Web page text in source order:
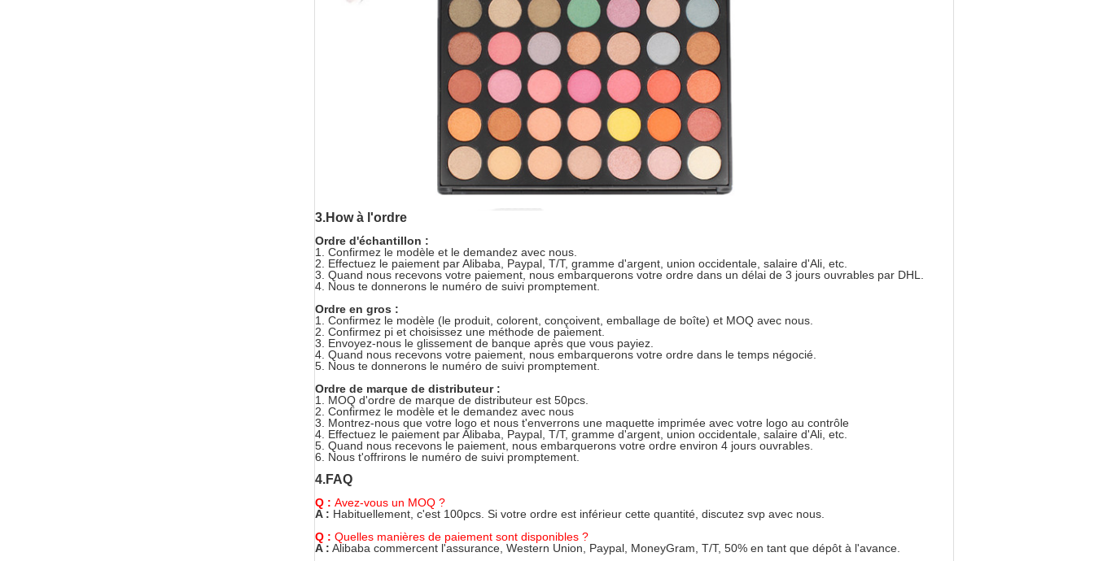
3.How à l'ordre
Ordre d'échantillon :
1. Confirmez le modèle et le demandez avec nous.
2. Effectuez le paiement par Alibaba, Paypal, T/T, gramme d'argent, union occidentale, salaire d'Ali, etc.
3. Quand nous recevons votre paiement, nous embarquerons votre ordre dans un délai de 3 jours ouvrables par DHL.
4. Nous te donnerons le numéro de suivi promptement.
Ordre en gros :
1. Confirmez le modèle (le produit, colorent, conçoivent, emballage de boîte) et MOQ avec nous.
2. Confirmez pi et choisissez une méthode de paiement.
3. Envoyez-nous le glissement de banque après que vous payiez.
4. Quand nous recevons votre paiement, nous embarquerons votre ordre dans le temps négocié.
5. Nous te donnerons le numéro de suivi promptement.
Ordre de marque de distributeur :
1. MOQ d'ordre de marque de distributeur est 50pcs.
2. Confirmez le modèle et le demandez avec nous
3. Montrez-nous que votre logo et nous t'enverrons une maquette imprimée avec votre logo au contrôle
4. Effectuez le paiement par Alibaba, Paypal, T/T, gramme d'argent, union occidentale, salaire d'Ali, etc.
5. Quand nous recevons le paiement, nous embarquerons votre ordre environ 4 jours ouvrables.
6. Nous t'offrirons le numéro de suivi promptement.
4.FAQ
Q : Avez-vous un MOQ ?
A : Habituellement, c'est 100pcs. Si votre ordre est inférieur cette quantité, discutez svp avec nous.
Q : Quelles manières de paiement sont disponibles ?
A : Alibaba commercent l'assurance, Western Union, Paypal, MoneyGram, T/T, 50% en tant que dépôt à l'avance.